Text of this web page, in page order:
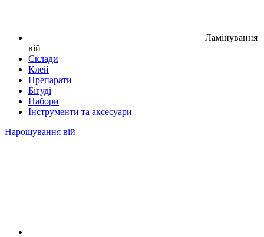
Ламінування
вій
Склади
Клей
Препарати
Бігуді
Набори
Інструменти та аксесуари
Нарощування вій